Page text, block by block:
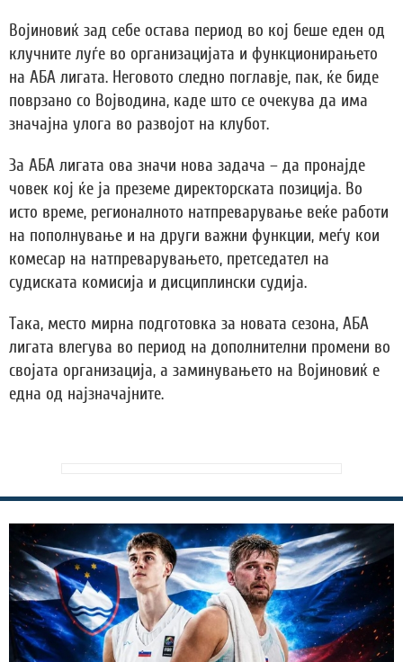
Војиновиќ зад себе остава период во кој беше еден од
клучните луѓе во организацијата и функционирањето
на АБА лигата. Неговото следно поглавје, пак, ќе биде
поврзано со Војводина, каде што се очекува да има
значајна улога во развојот на клубот.
За АБА лигата ова значи нова задача – да пронајде
човек кој ќе ја преземе директорската позиција. Во
исто време, регионалното натпреварување веќе работи
на пополнување и на други важни функции, меѓу кои
комесар на натпреварувањето, претседател на
судиската комисија и дисциплински судија.
Така, место мирна подготовка за новата сезона, АБА
лигата влегува во период на дополнителни промени во
својата организација, а заминувањето на Војиновиќ е
една од најзначајните.